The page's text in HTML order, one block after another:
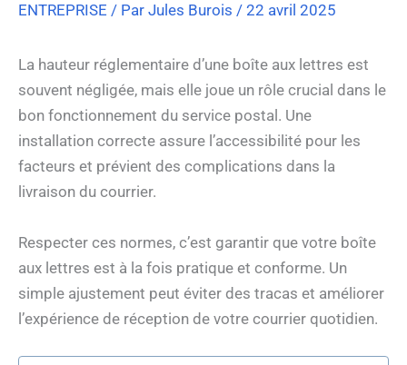
ENTREPRISE / Par Jules Burois / 22 avril 2025
La hauteur réglementaire d’une boîte aux lettres est
souvent négligée, mais elle joue un rôle crucial dans le
bon fonctionnement du service postal. Une
installation correcte assure l’accessibilité pour les
facteurs et prévient des complications dans la
livraison du courrier.
Respecter ces normes, c’est garantir que votre boîte
aux lettres est à la fois pratique et conforme. Un
simple ajustement peut éviter des tracas et améliorer
l’expérience de réception de votre courrier quotidien.